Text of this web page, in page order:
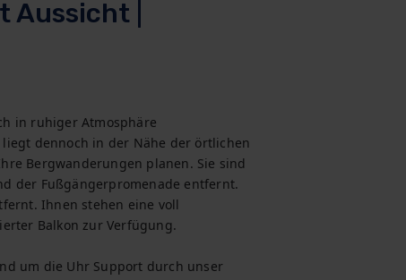
|
in ruhiger Atmosphäre
dennoch in der Nähe der örtlichen
Bergwanderungen planen. Sie sind
der Fußgängerpromenade entfernt.
Ihnen stehen eine voll
Balkon zur Verfügung.
um die Uhr Support durch unser